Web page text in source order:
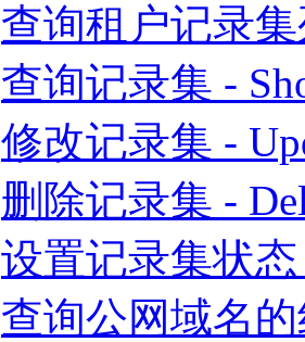
查询租户记录集
查询记录集 -
修改记录集 -
删除记录集 -
设置记录集状态
查询公网域名